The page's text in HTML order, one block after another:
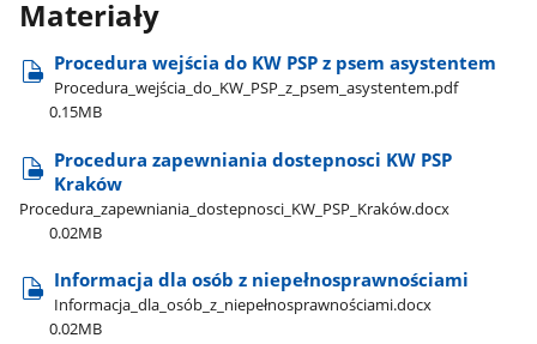
Materiały
Procedura wejścia do KW PSP z psem asystentem
Procedura​_wejścia​_do​_KW​_PSP​_z​_psem​_asystentem.pdf
0.15MB
Procedura zapewniania dostepnosci KW PSP
Kraków
Procedura​_zapewniania​_dostepnosci​_KW​_PSP​_Kraków.docx
0.02MB
Informacja dla osób z niepełnosprawnościami
Informacja​_dla​_osób​_z​_niepełnosprawnościami.docx
0.02MB